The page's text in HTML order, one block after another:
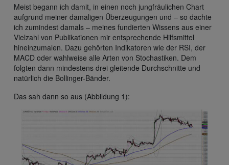
Meist begann ich damit, in einen noch jungfräulichen Chart
aufgrund meiner damaligen Überzeugungen und – so dachte
ich zumindest damals – meines fundierten Wissens aus einer
Vielzahl von Publikationen mir entsprechende Hilfsmittel
hineinzumalen. Dazu gehörten Indikatoren wie der RSI, der
MACD oder wahlweise alle Arten von Stochastiken. Dem
folgten dann mindestens drei gleitende Durchschnitte und
natürlich die Bollinger-Bänder.
Das sah dann so aus (Abbildung 1):